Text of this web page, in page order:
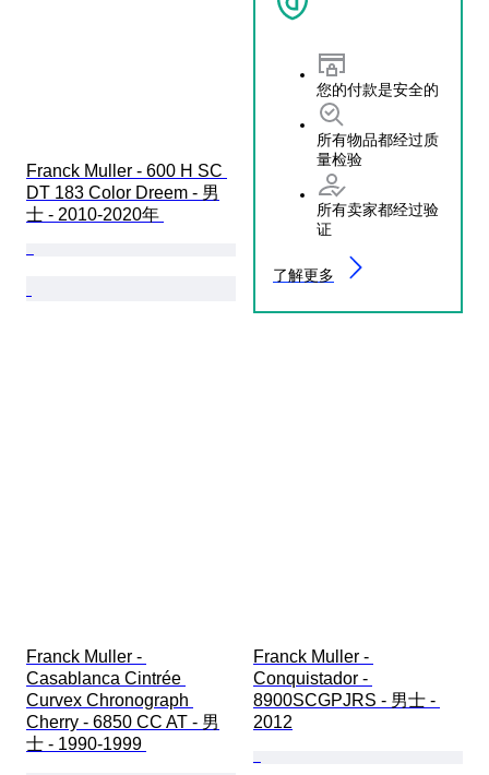
您的付款是安全的
所有物品都经过质
量检验
所有卖家都经过验
证
了解更多
Franck Muller - 600 H SC
DT 183 Color Dreem - 男
士 - 2010-2020年
Franck Muller -
Casablanca Cintrée
Curvex Chronograph
Cherry - 6850 CC AT - 男
士 - 1990-1999
Franck Muller -
Conquistador -
8900SCGPJRS - 男士 -
2012